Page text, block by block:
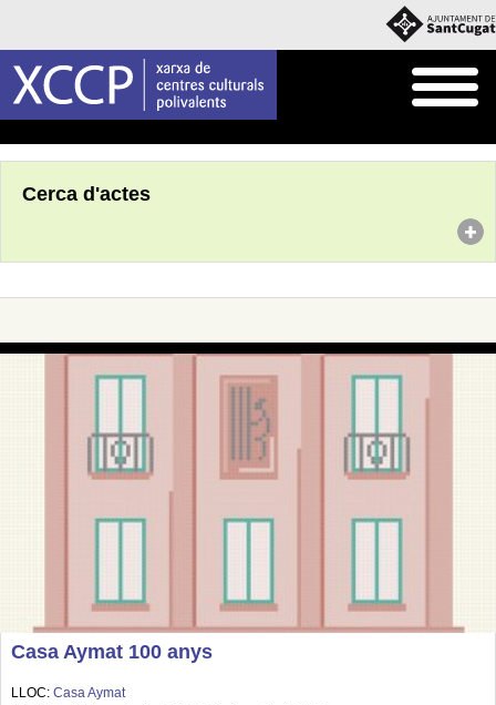
Cerca d'actes
Casa Aymat 100 anys
LLOC: Casa Aymat